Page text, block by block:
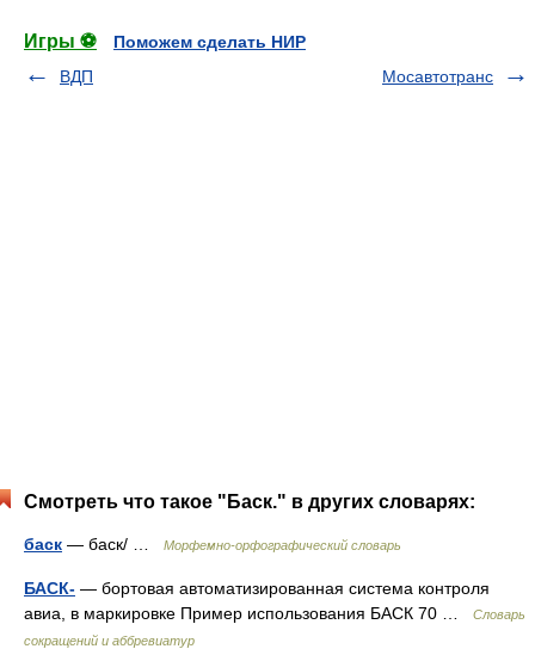
Игры ⚽
Поможем сделать НИР
ВДП
Мосавтотранс
Смотреть что такое "Баск." в других словарях:
баск — баск/ … Морфемно-орфографический словарь
БАСК- — бортовая автоматизированная система контроля
авиа, в маркировке Пример использования БАСК 70 …
Словарь
сокращений и аббревиатур